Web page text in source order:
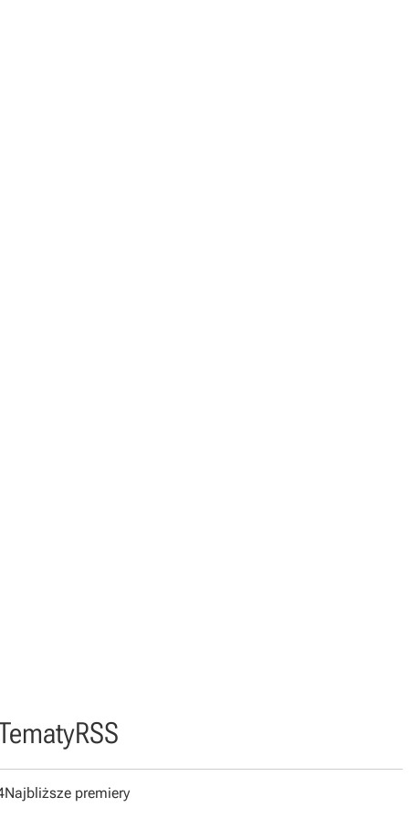
RSS
Najbliższe premiery